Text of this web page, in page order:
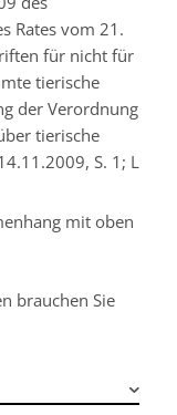
Rates vom 21.
für nicht für
tierische
der Verordnung
tierische
S. 1; L
mit oben
brauchen Sie